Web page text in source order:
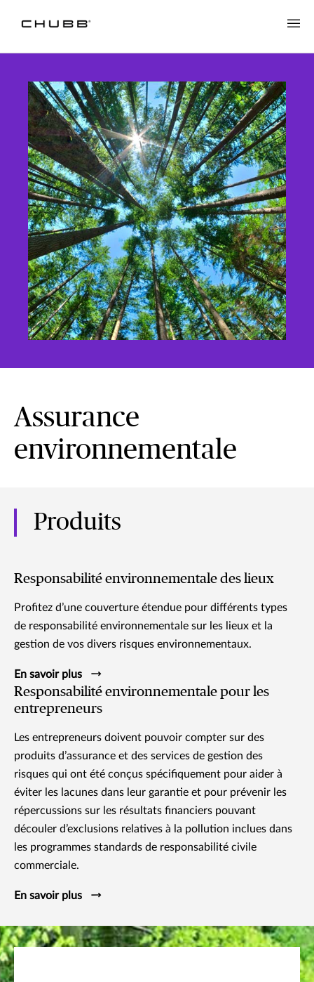
Assurance
environnementale
Produits
Responsabilité environnementale des lieux
Profitez d’une couverture étendue pour différents types
de responsabilité environnementale sur les lieux et la
gestion de vos divers risques environnementaux.
En savoir plus
Responsabilité environnementale pour les
entrepreneurs
Les entrepreneurs doivent pouvoir compter sur des
produits d’assurance et des services de gestion des
risques qui ont été conçus spécifiquement pour aider à
éviter les lacunes dans leur garantie et pour prévenir les
répercussions sur les résultats financiers pouvant
découler d’exclusions relatives à la pollution inclues dans
les programmes standards de responsabilité civile
commerciale.
En savoir plus